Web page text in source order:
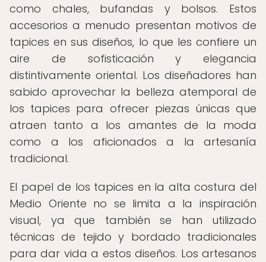
como chales, bufandas y bolsos. Estos
accesorios a menudo presentan motivos de
tapices en sus diseños, lo que les confiere un
aire de sofisticación y elegancia
distintivamente oriental. Los diseñadores han
sabido aprovechar la belleza atemporal de
los tapices para ofrecer piezas únicas que
atraen tanto a los amantes de la moda
como a los aficionados a la artesanía
tradicional.
El papel de los tapices en la alta costura del
Medio Oriente no se limita a la inspiración
visual, ya que también se han utilizado
técnicas de tejido y bordado tradicionales
para dar vida a estos diseños. Los artesanos